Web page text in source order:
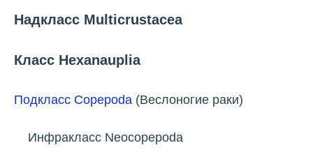
Надкласс Multicrustacea
Класс Hexanauplia
Подкласс Copepoda (Веслоногие раки)
Инфракласс Neocopepoda